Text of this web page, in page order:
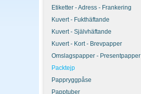
Etiketter - Adress - Frankering
Kuvert - Fukthäftande
Kuvert - Självhäftande
Kuvert - Kort - Brevpapper
Omslagspapper - Presentpapper
Packtejp
Pappryggpåse
Papptuber